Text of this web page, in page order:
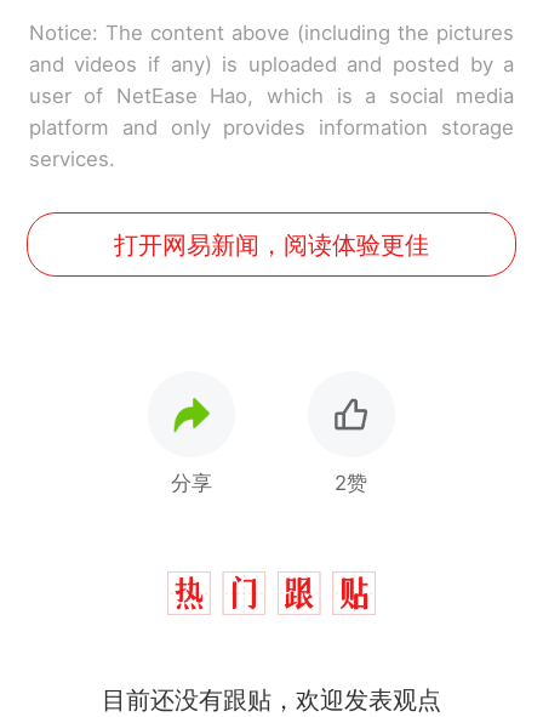
Notice: The content above (including the pictures
and videos if any) is uploaded and posted by a
user of NetEase Hao, which is a social media
platform and only provides information storage
services.
打开网易新闻，阅读体验更佳
分享 2赞
目前还没有跟贴，欢迎发表观点
热
那个在床头放菜刀的女孩，
么？